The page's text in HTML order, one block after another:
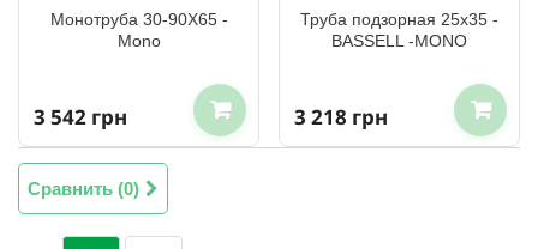
Монотруба 30-90X65 -
Mono
3 542 грн
Труба подзорная 25x35 -
BASSELL -MONO
3 218 грн
Сравнить (0)